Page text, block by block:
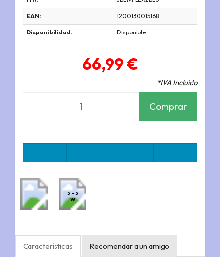
EAN: 1200130015168
Disponibilidad: Disponible
66,99 €
*IVA Incluido
Comprar
5 - 5
W
Características Recomendar a un amigo